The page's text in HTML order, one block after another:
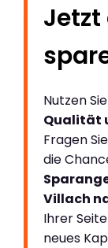
Nutzen
Qualität
Fragen
die
Villach
Ihrer
neues